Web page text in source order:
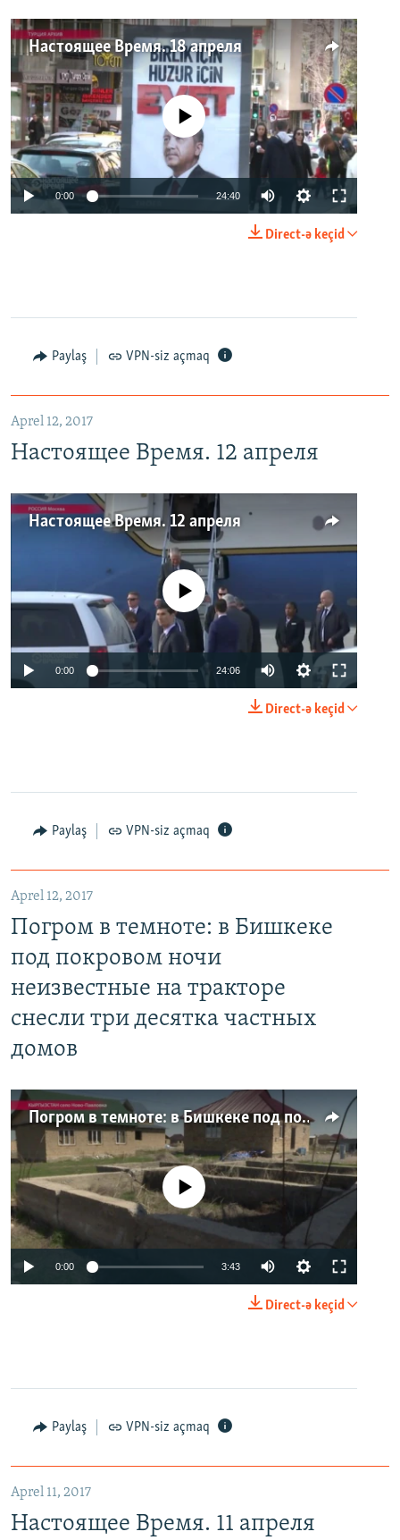
Настоящее Время. 18 апреля
No media source currently available
0:00 24:40
Direct-ə keçid
Paylaş VPN-siz açmaq
Aprel 12, 2017
Настоящее Время. 12 апреля
Настоящее Время. 12 апреля
No media source currently available
0:00 24:06
Direct-ə keçid
Paylaş VPN-siz açmaq
Aprel 12, 2017
Погром в темноте: в Бишкеке
под покровом ночи
неизвестные на тракторе
снесли три десятка частных
домов
Погром в темноте: в Бишкеке под покровом ночи неизвестные на тракторе снесли три десятка частных домов
No media source currently available
0:00 3:43
Direct-ə keçid
Paylaş VPN-siz açmaq
Aprel 11, 2017
Настоящее Время. 11 апреля